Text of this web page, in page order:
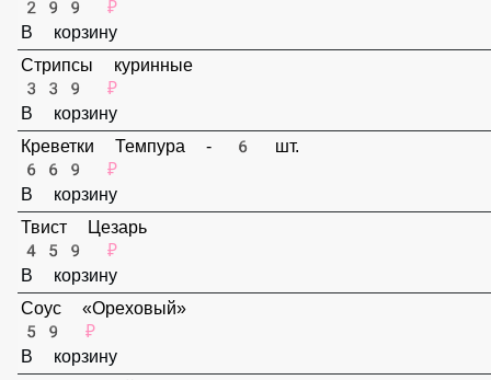
Наггетсы - 6 шт.
299 ₽
В корзину
Стрипсы куринные
339 ₽
В корзину
Креветки Темпура - 6 шт.
669 ₽
В корзину
Твист Цезарь
459 ₽
В корзину